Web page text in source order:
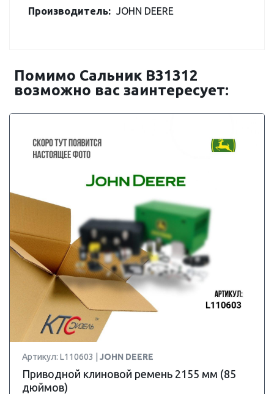
Производитель: JOHN DEERE
Помимо Сальник B31312
возможно вас заинтересует:
Артикул: L110603 | JOHN DEERE
Приводной клиновой ремень 2155 мм (85
дюймов)